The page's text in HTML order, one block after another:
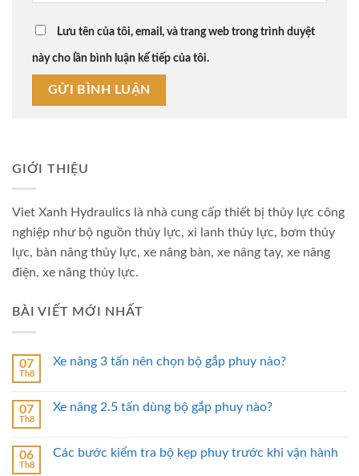
Lưu tên của tôi, email, và trang web trong trình duyệt
này cho lần bình luận kế tiếp của tôi.
GIỚI THIỆU
Viet Xanh Hydraulics là nhà cung cấp thiết bị thủy lực công
nghiệp như bộ nguồn thủy lực, xi lanh thủy lực, bơm thủy
lực, bàn nâng thủy lực, xe nâng bàn, xe nâng tay, xe nâng
điện, xe nâng thủy lực.
BÀI VIẾT MỚI NHẤT
07
Th8
Xe nâng 3 tấn nên chọn bộ gắp phuy nào?
07
Th8
Xe nâng 2.5 tấn dùng bộ gắp phuy nào?
06
Th8
Các bước kiểm tra bộ kẹp phuy trước khi vận hành